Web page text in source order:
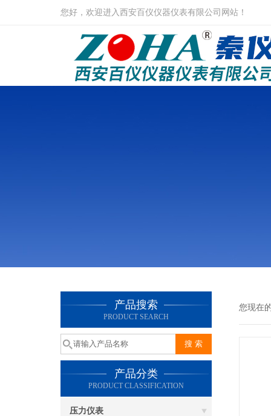
您好，欢迎进入西安百仪仪器仪表有限公司网站！
产品搜索
PRODUCT SEARCH
产品分类
PRODUCT CLASSIFICATION
压力仪表
您现在